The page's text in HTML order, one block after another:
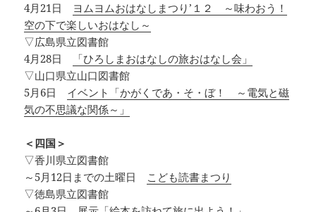
4月21日 ヨムヨムおはなしまつり’１２ ～味わおう！
空の下で楽しいおはなし～
▽広島県立図書館
4月28日
「ひろしまおはなしの旅おはなし会」
▽山口県立山口図書館
5月6日 イベント「かがくであ・そ・ぼ！ ～電気と磁
気の不思議な関係～」
＜四国＞
▽香川県立図書館
～5月12日までの土曜日 こども読書まつり
▽徳島県立図書館